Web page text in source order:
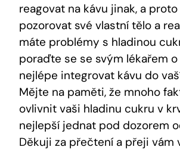
reagovat na kávu jinak, a
pozorovat své vlastní tělo a
máte problémy s hladinou
poraďte se se svým lékařem o
nejlépe integrovat kávu do
Mějte na paměti, že mnoho
ovlivnit vaši hladinu cukru v
nejlepší jednat pod dozorem
Děkuji za přečtení a přeji vám